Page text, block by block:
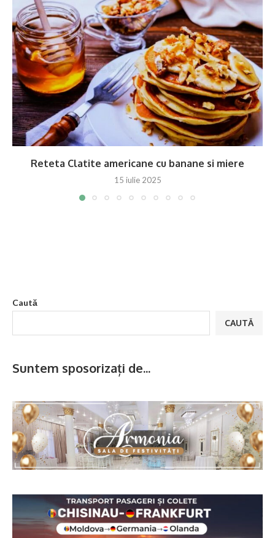
Reteta Clatite americane cu banane si miere
15 iulie 2025
Caută
CAUTĂ
Suntem sposorizați de...